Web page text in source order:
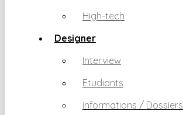
High-tech
Designer
Interview
Etudiants
informations / Dossiers